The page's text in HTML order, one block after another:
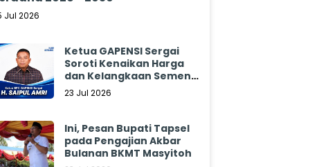
Jul 2026
Ketua GAPENSI Sergai
Soroti Kenaikan Harga
dan Kelangkaan Semen,
Minta Pemerintah
23 Jul 2026
Ini, Pesan Bupati Tapsel
pada Pengajian Akbar
Bulanan BKMT Masyitoh